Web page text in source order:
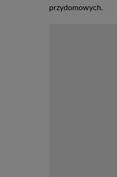
przydomowych.